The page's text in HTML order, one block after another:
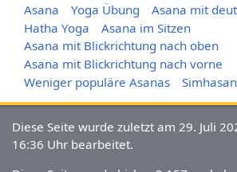
Asana
Yoga Übung
Asana mit
Hatha Yoga
Asana im Sitzen
Asana mit Blickrichtung nach oben
Asana mit Blickrichtung nach vorne
Weniger populäre Asanas
Diese Seite wurde zuletzt am 29. Juli
16:36 Uhr bearbeitet.